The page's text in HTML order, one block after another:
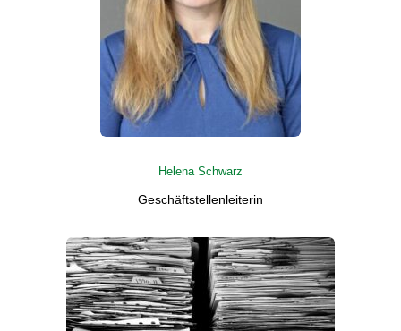
Helena Schwarz
Geschäftstellenleiterin